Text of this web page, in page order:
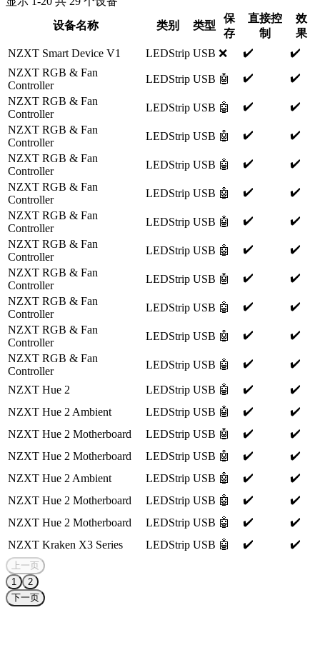
设备名称
类别 类型
保
存
直接控
制
效
果
NZXT Smart Device V1
LEDStrip USB ❌ ✔️
✔️
NZXT RGB & Fan
Controller
LEDStrip USB 🤖 ✔️
✔️
NZXT RGB & Fan
Controller
LEDStrip USB 🤖 ✔️
✔️
NZXT RGB & Fan
Controller
LEDStrip USB 🤖 ✔️
✔️
NZXT RGB & Fan
Controller
LEDStrip USB 🤖 ✔️
✔️
NZXT RGB & Fan
Controller
LEDStrip USB 🤖 ✔️
✔️
NZXT RGB & Fan
Controller
LEDStrip USB 🤖 ✔️
✔️
NZXT RGB & Fan
Controller
LEDStrip USB 🤖 ✔️
✔️
NZXT RGB & Fan
Controller
LEDStrip USB 🤖 ✔️
✔️
NZXT RGB & Fan
Controller
LEDStrip USB 🤖 ✔️
✔️
NZXT RGB & Fan
Controller
LEDStrip USB 🤖 ✔️
✔️
NZXT RGB & Fan
Controller
LEDStrip USB 🤖 ✔️ ✔️
NZXT Hue 2 LEDStrip USB 🤖 ✔️
✔️
NZXT Hue 2 Ambient
LEDStrip USB 🤖 ✔️
✔️
NZXT Hue 2 Motherboard
LEDStrip USB 🤖 ✔️
✔️
NZXT Hue 2 Motherboard
LEDStrip USB 🤖 ✔️
✔️
NZXT Hue 2 Ambient
LEDStrip USB 🤖 ✔️
✔️
NZXT Hue 2 Motherboard
LEDStrip USB 🤖 ✔️
✔️
NZXT Hue 2 Motherboard
LEDStrip USB 🤖 ✔️
✔️
NZXT Kraken X3 Series
LEDStrip USB 🤖 ✔️ ✔️
上一页
1
2
下一页